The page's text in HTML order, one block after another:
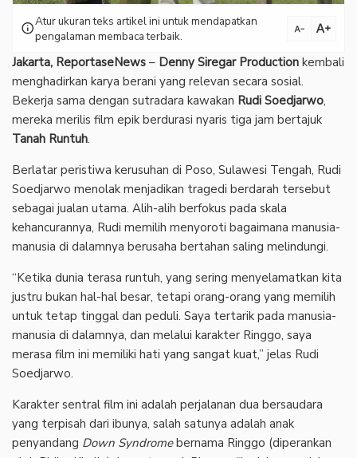
infoAtur ukuran teks artikel ini untuk mendapatkan
pengalaman membaca terbaik.
text_decrease text_increase
Jakarta, ReportaseNews – Denny Siregar Production kembali
menghadirkan karya berani yang relevan secara sosial.
Bekerja sama dengan sutradara kawakan Rudi Soedjarwo,
mereka merilis film epik berdurasi nyaris tiga jam bertajuk
Tanah Runtuh.
Berlatar peristiwa kerusuhan di Poso, Sulawesi Tengah, Rudi
Soedjarwo menolak menjadikan tragedi berdarah tersebut
sebagai jualan utama. Alih-alih berfokus pada skala
kehancurannya, Rudi memilih menyoroti bagaimana manusia-
manusia di dalamnya berusaha bertahan saling melindungi.
“Ketika dunia terasa runtuh, yang sering menyelamatkan kita
justru bukan hal-hal besar, tetapi orang-orang yang memilih
untuk tetap tinggal dan peduli. Saya tertarik pada manusia-
manusia di dalamnya, dan melalui karakter Ringgo, saya
merasa film ini memiliki hati yang sangat kuat,” jelas Rudi
Soedjarwo.
Karakter sentral film ini adalah perjalanan dua bersaudara
yang terpisah dari ibunya, salah satunya adalah anak
penyandang Down Syndromebernama Ringgo (diperankan